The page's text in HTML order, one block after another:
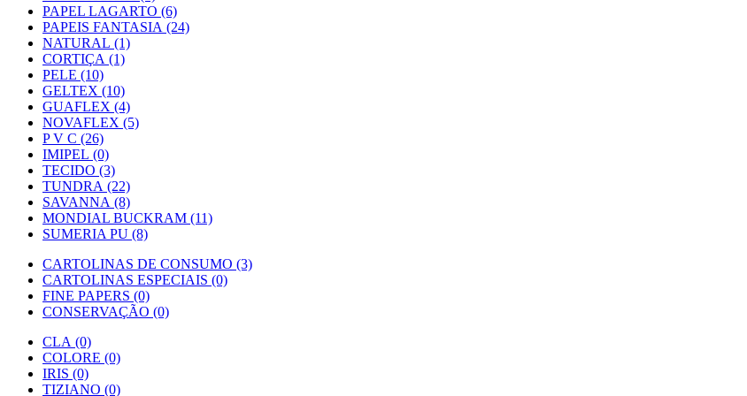
PAPEL LAGARTO (6)
PAPEIS FANTASIA (24)
NATURAL (1)
CORTIÇA (1)
PELE (10)
GELTEX (10)
GUAFLEX (4)
NOVAFLEX (5)
P V C (26)
IMIPEL (0)
TECIDO (3)
TUNDRA (22)
SAVANNA (8)
MONDIAL BUCKRAM (11)
SUMERIA PU (8)
CARTOLINAS DE CONSUMO (3)
CARTOLINAS ESPECIAIS (0)
FINE PAPERS (0)
CONSERVAÇÃO (0)
CLA (0)
COLORE (0)
IRIS (0)
TIZIANO (0)